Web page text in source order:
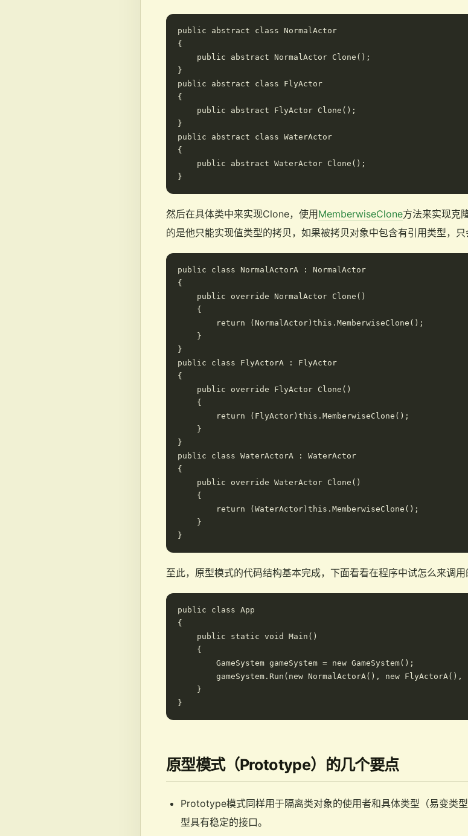
public abstract class NormalActor
{
    public abstract NormalActor Clone();
}
public abstract class FlyActor
{
    public abstract FlyActor Clone();
}
public abstract class WaterActor
{
    public abstract WaterActor Clone();
然后在具体类中来实现Clone，使用MemberwiseClone方法来实现克
的是他只能实现值类型的拷贝，如果被拷贝对象中包含有引用类型，只
public class NormalActorA : NormalActor
{
    public override NormalActor Clone()
    {
        return (NormalActor)this.MemberwiseClone();
    }
}
public class FlyActorA : FlyActor
{
    public override FlyActor Clone()
    {
        return (FlyActor)this.MemberwiseClone();
    }
}
public class WaterActorA : WaterActor
{
    public override WaterActor Clone()
    {
        return (WaterActor)this.MemberwiseClone();
    }
至此，原型模式的代码结构基本完成，下面看看在程序中试怎么来调用
public class App
{
    public static void Main()
    {
        GameSystem gameSystem = new GameSystem();
gameSystem.Run(new NormalActorA(), new FlyActorA(),
    }
原型模式（Prototype）的几个要点
Prototype模式同样用于隔离类对象的使用者和具体类型（易变类
型具有稳定的接口。